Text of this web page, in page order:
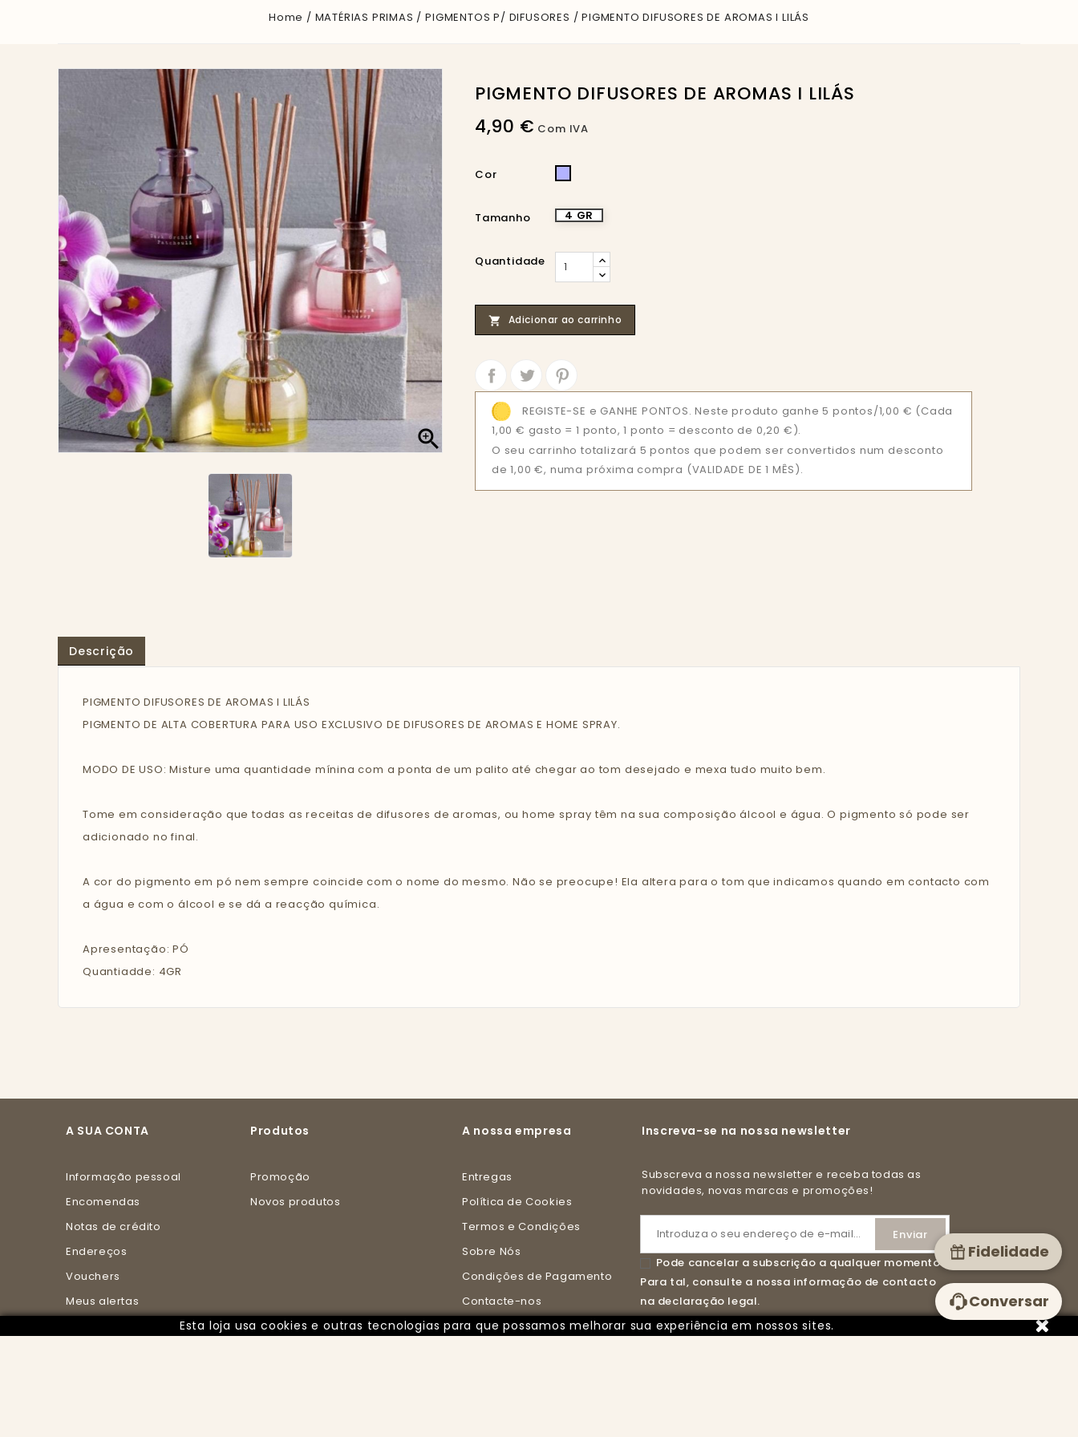
Home MATÉRIAS PRIMAS PIGMENTOS P/ DIFUSORES PIGMENTO DIFUSORES DE AROMAS I LILÁS

PIGMENTO DIFUSORES DE AROMAS I LILÁS
4,90 €
Com IVA
Cor LILÁS
PASTEL
Tamanho 4 GR
Quantidade
 Adicionar ao carrinho
REGISTE-SE e GANHE PONTOS. Neste produto ganhe 5 pontos/1,00 € (Cada
1,00 € gasto = 1 ponto, 1 ponto = desconto de 0,20 €).
O seu carrinho totalizará 5 pontos que podem ser convertidos num desconto
de 1,00 €, numa próxima compra (VALIDADE DE 1 MÊS).
Descrição
PIGMENTO DIFUSORES DE AROMAS I LILÁS
PIGMENTO DE ALTA COBERTURA PARA USO EXCLUSIVO DE DIFUSORES DE AROMAS E HOME SPRAY.
MODO DE USO: Misture uma quantidade mínina com a ponta de um palito até chegar ao tom desejado e mexa tudo muito bem.
Tome em consideração que todas as receitas de difusores de aromas, ou home spray têm na sua composição álcool e água. O pigmento só pode ser
adicionado no final.
A cor do pigmento em pó nem sempre coincide com o nome do mesmo. Não se preocupe! Ela altera para o tom que indicamos quando em contacto com
a água e com o álcool e se dá a reacção química.
Apresentação: PÓ
Quantiadde: 4GR
A SUA CONTA
Informação pessoal
Encomendas
Notas de crédito
Endereços
Vouchers
Meus alertas
Inscreva-se na nossa newsletter
Subscreva a nossa newsletter e receba todas as
novidades, novas marcas e promoções!
Pode cancelar a subscrição a qualquer momento.
Para tal, consulte a nossa informação de contacto
na declaração legal.
Produtos
Promoção
Novos produtos
A nossa empresa
Entregas
Política de Cookies
Termos e Condições
Sobre Nós
Condições de Pagamento
Contacte-nos
Livro de Reclamações Online
Esta loja usa cookies e outras tecnologias para que possamos melhorar sua experiência em nossos sites.
Conversar
Fidelidade